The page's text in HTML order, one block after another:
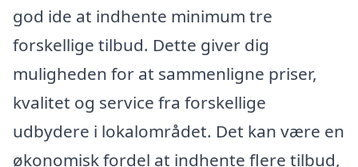
god ide at indhente minimum tre
forskellige tilbud. Dette giver dig
muligheden for at sammenligne priser,
kvalitet og service fra forskellige
udbydere i lokalområdet. Det kan være en
økonomisk fordel at indhente flere tilbud,